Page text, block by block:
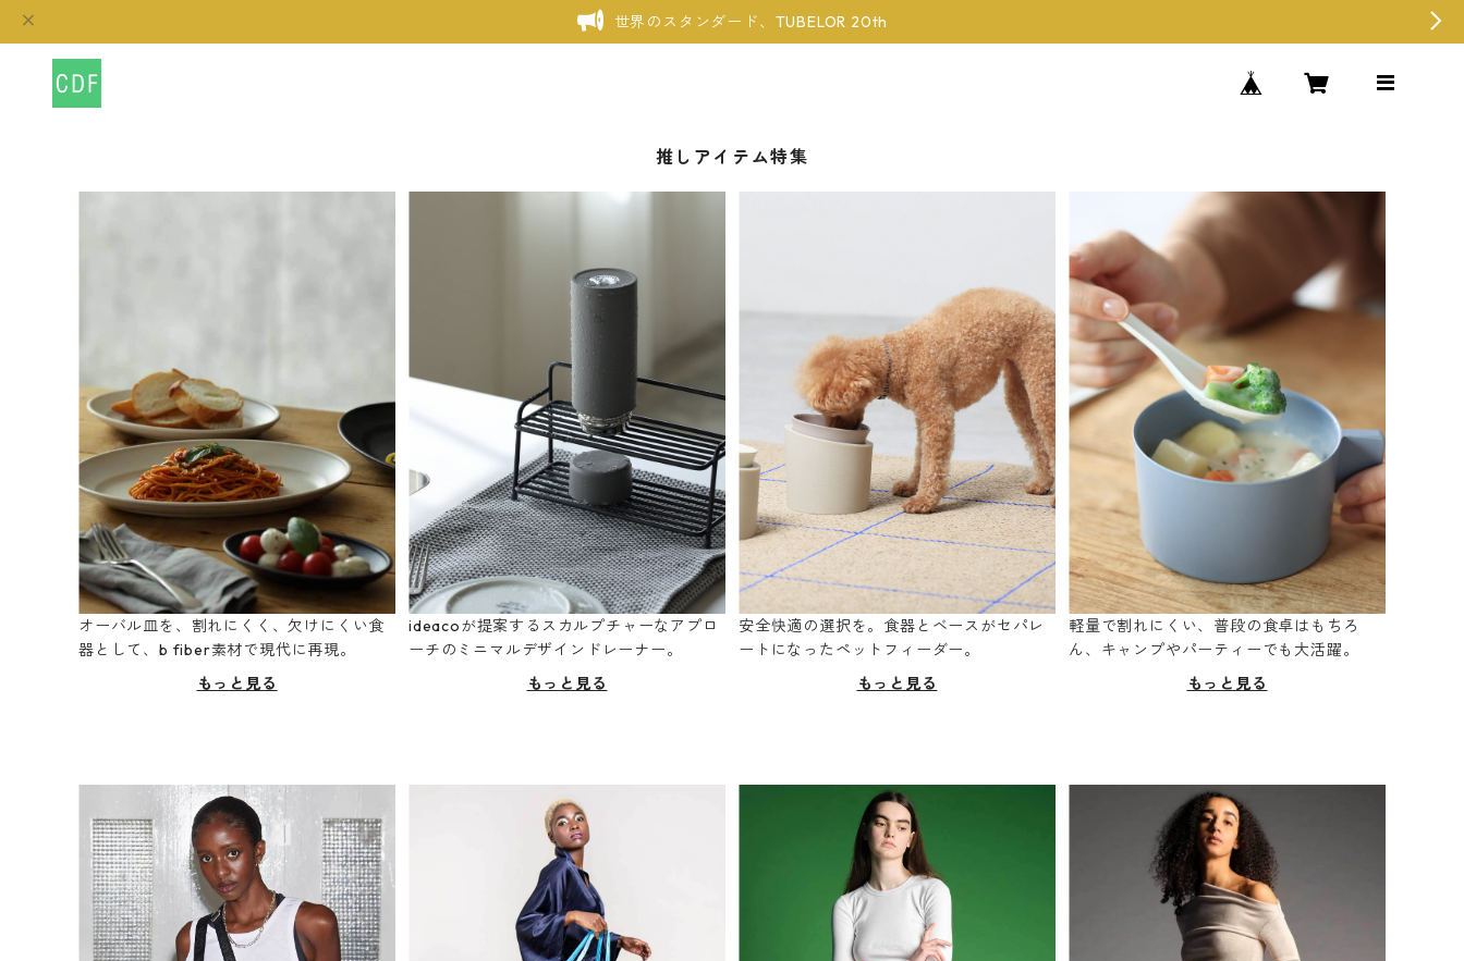
世界のスタンダード、TUBELOR 20th
推しアイテム特集
オーバル皿を、割れにくく、欠けにくい食
器として、b fiber素材で現代に再現。
もっと見る
ideacoが提案するスカルプチャーなアプロ
ーチのミニマルデザインドレーナー。
もっと見る
安全快適の選択を。食器とベースがセパレ
ートになったペットフィーダー。
もっと見る
軽量で割れにくい、普段の食卓はもちろ
ん、キャンプやパーティーでも大活躍。
もっと見る